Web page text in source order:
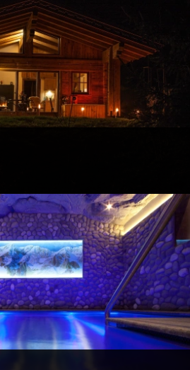
| Fotografie &
| Traumhaftes Tirol |
| Alpiner Lifestyle